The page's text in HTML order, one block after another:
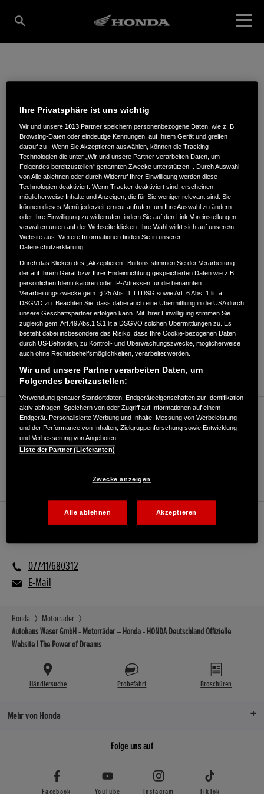
AUTOHAUS WASER
GMBH
Industriestraße 4,79761,Waldshut-Tiengen
ROUTENPLANUNG
WEBSITE
Motorrad/Roller (bis 125ccm)
07741/680312
E-Mail
Motorrad/Roller (über 125ccm)
E Mobilität
07741/680312
E-Mail
Honda
Motorräder
Autohaus Waser GmbH - Motorräder – Honda - HONDA Deutschland Offizielle
Website | The Power of Dreams
Händlersuche Probefahrt Broschüren
Mehr von Honda
Folge uns auf
Facebook YouTube Instagram TikTok
Ihre Privatsphäre ist uns wichtig
Wir und unsere1013 Partner speichern personenbezogene Daten, wie z. B.
Browsing-Daten oder eindeutige Kennungen, auf Ihrem Gerät und greifen
darauf zu . Wenn Sie Akzeptieren auswählen, können die Tracking-
Technologien die unter „Wir und unsere Partner verarbeiten Daten, um
Folgendes bereitzustellen“ genannten Zwecke unterstützen. . Durch Auswahl
von Alle ablehnen oder durch Widerruf Ihrer Einwilligung werden diese
Technologien deaktiviert. Wenn Tracker deaktiviert sind, erscheinen
möglicherweise Inhalte und Anzeigen, die für Sie weniger relevant sind. Sie
können dieses Menü jederzeit erneut aufrufen, um Ihre Auswahl zu ändern
oder Ihre Einwilligung zu widerrufen, indem Sie auf den Link Voreinstellungen
verwalten unten auf der Webseite klicken. Ihre Wahl wirkt sich auf unsere/n
Website aus. Weitere Informationen finden Sie in unserer
Datenschutzerklärung.
Durch das Klicken des „Akzeptieren“-Buttons stimmen Sie der Verarbeitung
der auf Ihrem Gerät bzw. Ihrer Endeinrichtung gespeicherten Daten wie z.B.
persönlichen Identifikatoren oder IP-Adressen für die benannten
Verarbeitungszwecke gem. § 25 Abs. 1 TTDSG sowie Art. 6 Abs. 1 lit. a
DSGVO zu. Beachten Sie, dass dabei auch eine Übermittlung in die USA durch
unsere Geschäftspartner erfolgen kann. Mit Ihrer Einwilligung stimmen Sie
zugleich gem. Art.49 Abs.1 S.1 lit.a DSGVO solchen Übermittlungen zu. Es
besteht dabei insbesondere das Risiko, dass Ihre Cookie-bezogenen Daten
durch US-Behörden, zu Kontroll- und Überwachungszwecke, möglicherweise
auch ohne Rechtsbehelfsmöglichkeiten, verarbeitet werden.
Wir und unsere Partner verarbeiten Daten, um
Folgendes bereitzustellen:
Verwendung genauer Standortdaten. Endgeräteeigenschaften zur Identifikation
aktiv abfragen. Speichern von oder Zugriff auf Informationen auf einem
Endgerät. Personalisierte Werbung und Inhalte, Messung von Werbeleistung
und der Performance von Inhalten, Zielgruppenforschung sowie Entwicklung
und Verbesserung von Angeboten.
Liste der Partner (Lieferanten)
Zwecke anzeigen
Alle ablehnen Akzeptieren